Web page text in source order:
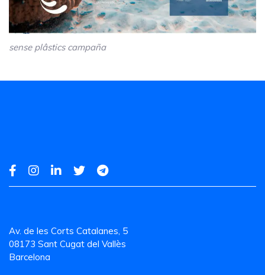
sense plâstics campaña
Av. de les Corts Catalanes, 5
08173 Sant Cugat del Vallès
Barcelona